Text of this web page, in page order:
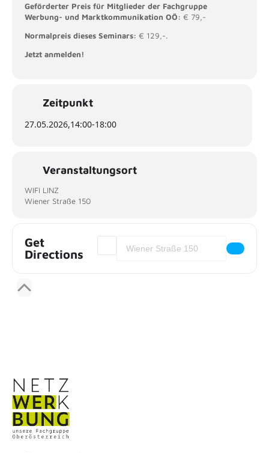
Geförderter Preis für Mitglieder der Fachgruppe
Werbung- und Marktkommunikation OÖ: € 79,-
Normalpreis dieses Seminars: € 129,-.
Jetzt anmelden!
Zeitpunkt
27.05.2026,14:00-18:00
Veranstaltungsort
WIFI LINZ
Wiener Straße 150
Get
Directions
Address - Digitale Souveränität als
Destination Address - Digitale